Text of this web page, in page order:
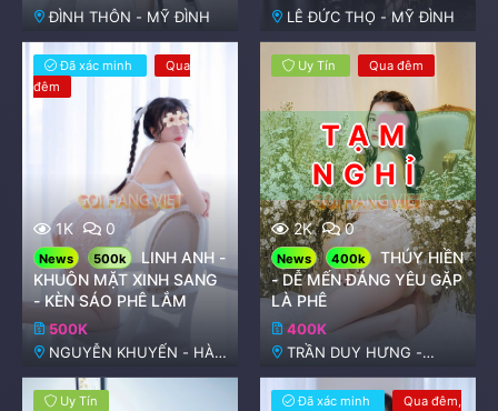
ĐÌNH THÔN - MỸ ĐÌNH
LÊ ĐỨC THỌ - MỸ ĐÌNH
Đã xác minh
Qua
đêm
1K 0
News 500k
LINH ANH -
KHUÔN MẶT XINH SANG
- KÈN SÁO PHÊ LẮM
500K
NGUYỄN KHUYẾN - HÀ
ĐÔNG
Uy Tín Qua đêm
2K 0
News 400k
THÚY HIỀN
- DỄ MẾN ĐÁNG YÊU GẶP
LÀ PHÊ
400K
TRẦN DUY HƯNG -
NGUYỄN THỊ ĐỊNH
Uy Tín Đã xác minh
Qua đêm